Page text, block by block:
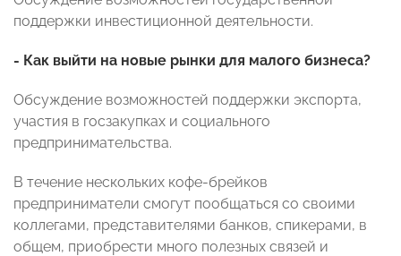
поддержки инвестиционной деятельности.
- Как выйти на новые рынки для малого бизнеса?
Обсуждение возможностей поддержки экспорта,
участия в госзакупках и социального
предпринимательства.
В течение нескольких кофе-брейков
предприниматели смогут пообщаться со своими
коллегами, представителями банков, спикерами, в
общем, приобрести много полезных связей и